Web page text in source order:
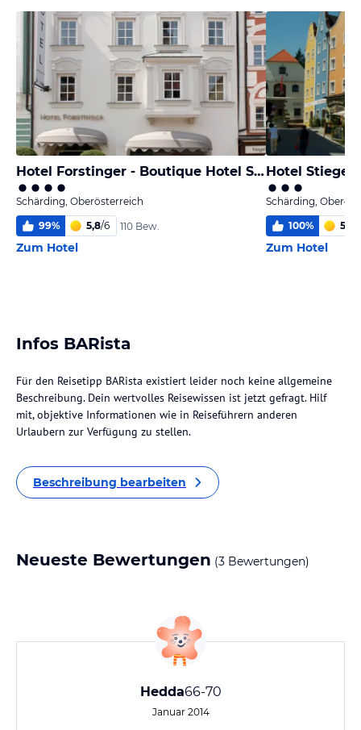
Hotel Forstinger - Boutique Hotel Schärding
Schärding, Oberösterreich
99% 5,8/6 110 Bew.
Zum Hotel
Hotel
Schärding,
100% 5,5
Zum Hotel
Infos BARista
Für den Reisetipp BARista existiert leider noch keine allgemeine
Beschreibung. Dein wertvolles Reisewissen ist jetzt gefragt. Hilf
mit, objektive Informationen wie in Reiseführern anderen
Urlaubern zur Verfügung zu stellen.
Beschreibung bearbeiten
Neueste Bewertungen (3 Bewertungen)
Hedda66-70
Januar 2014